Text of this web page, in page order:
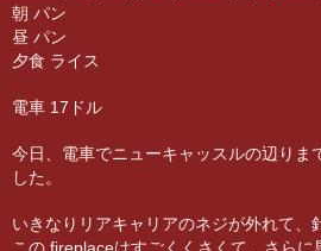
朝 パン
昼 パン
夕食 ライス
電車 17ドル
今日、電車でニューキャッスルの辺りま
した。
いきなりリアキャリアのネジが外れて、
この fireplaceはすごくくさくて、さらに